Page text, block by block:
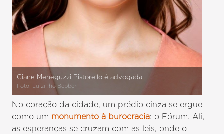
Ciane Meneguzzi Pistorello é advogada
Foto: Luizinho Bebber
No coração da cidade, um prédio cinza se ergue
como um monumento à burocracia: o Fórum. Ali,
as esperanças se cruzam com as leis, onde o